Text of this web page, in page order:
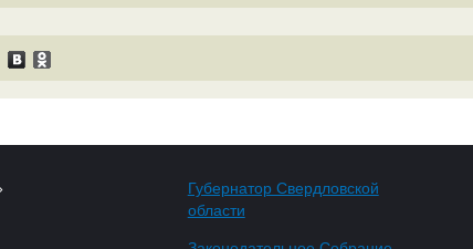
Губернатор Свердловской
области